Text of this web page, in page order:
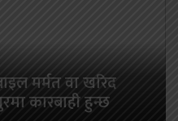
मर्मत वा खरिद
कारबाही हुन्छ